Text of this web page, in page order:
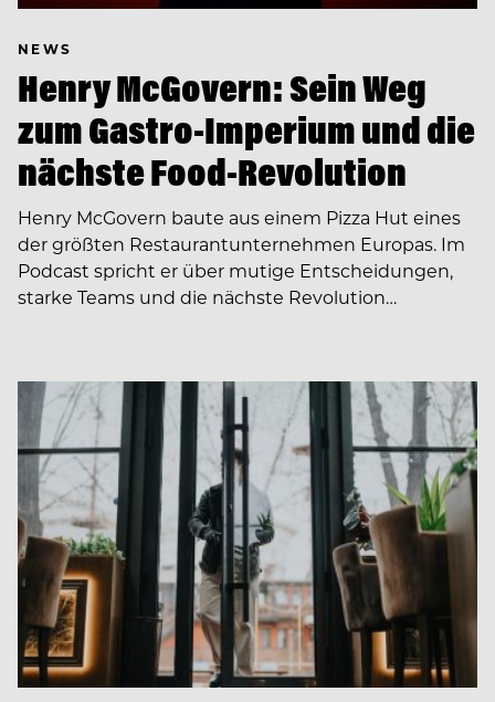
NEWS
Henry McGovern: Sein Weg
zum Gastro-Imperium und die
nächste Food-Revolution
Henry McGovern baute aus einem Pizza Hut eines
der größten Restaurantunternehmen Europas. Im
Podcast spricht er über mutige Entscheidungen,
starke Teams und die nächste Revolution…